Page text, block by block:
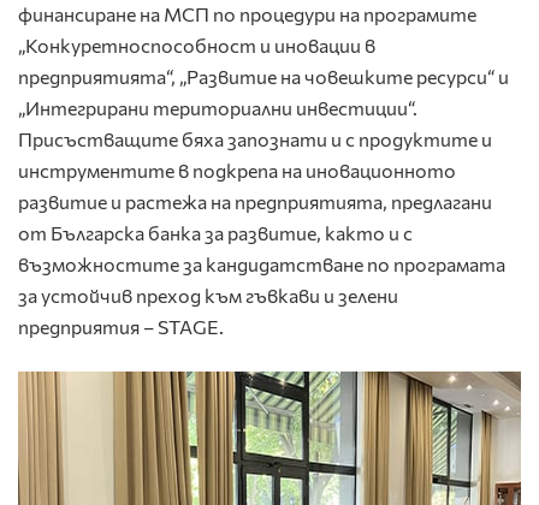
финансиране на МСП по процедури на програмите
„Конкуретноспособност и иновации в
предприятията“, „Развитие на човешките ресурси“ и
„Интегрирани териториални инвестиции“.
Присъстващите бяха запознати и с продуктите и
инструментите в подкрепа на иновационното
развитие и растежа на предприятията, предлагани
от Българска банка за развитие, както и с
възможностите за кандидатстване по програмата
за устойчив преход към гъвкави и зелени
предприятия – STAGE.